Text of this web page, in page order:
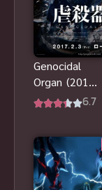
Genocidal
Organ (2017)
อวัยวะฆ่าล้าง
6.7